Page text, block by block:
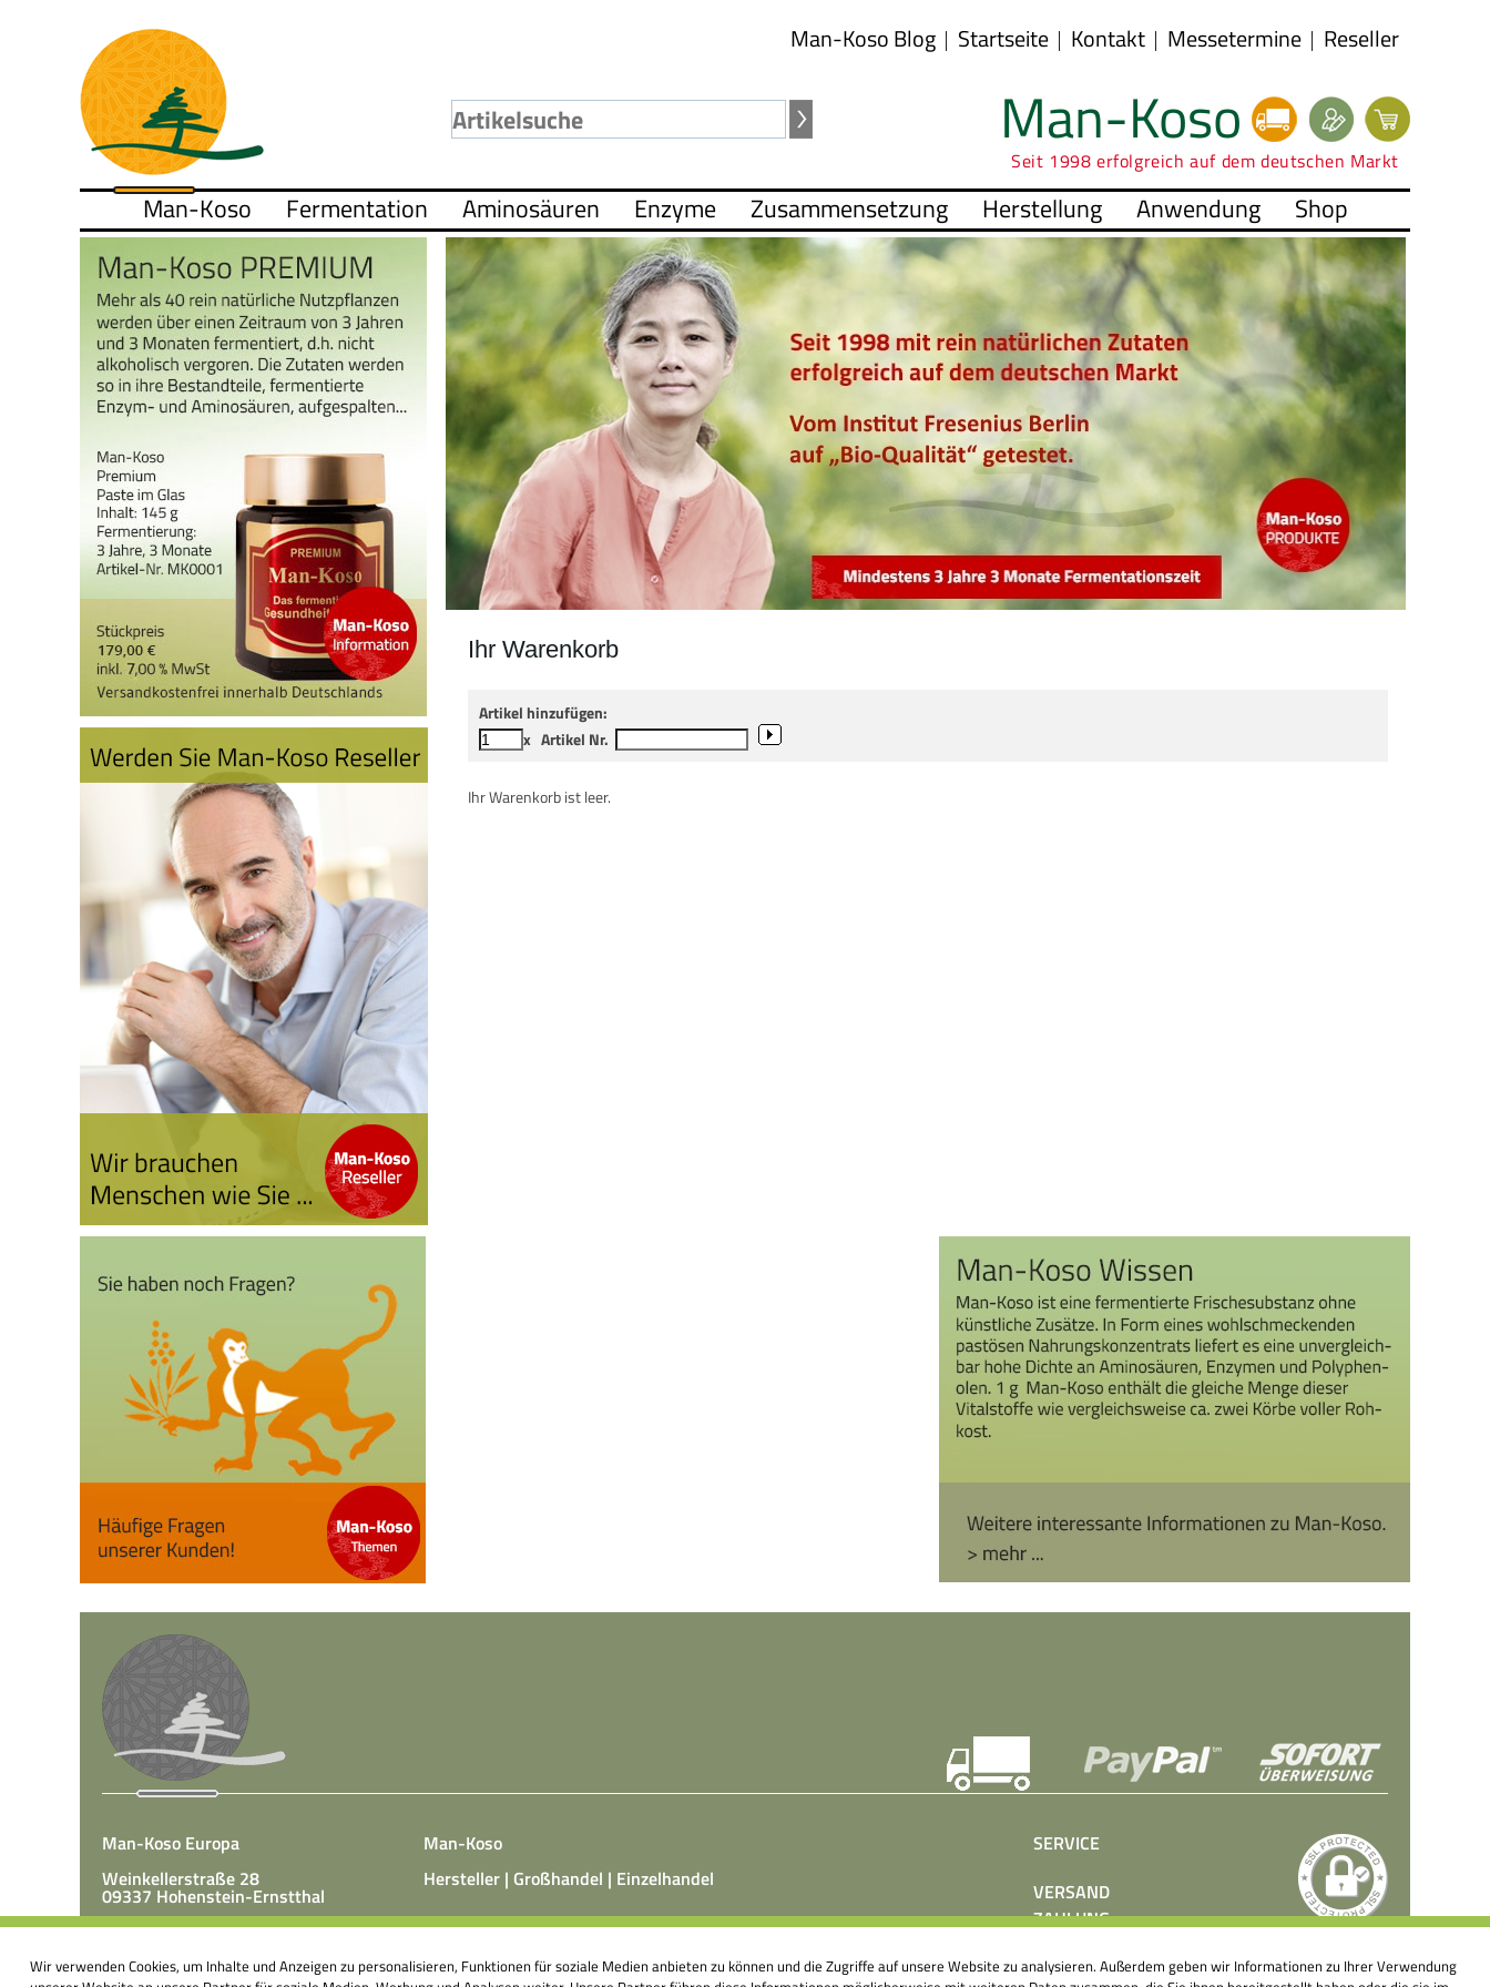
Man-Koso Blog Startseite Kontakt Messetermine Reseller
Man-Koso
Seit 1998 erfolgreich auf dem deutschen Markt
Man-Koso Fermentation Aminosäuren Enzyme Zusammensetzung Herstellung Anwendung Shop
Ihr Warenkorb
Artikel hinzufügen:
x Artikel Nr.
Ihr Warenkorb ist leer.
Man-Koso Europa
Weinkellerstraße 28
09337 Hohenstein-Ernstthal
Tel.: +49(0)3723 65 89 50
Man-Koso
Hersteller | Großhandel | Einzelhandel
unter Zusatz von Hefepilzen, Milchsäurebakterien in klimatisierten
SERVICE
VERSAND
ZAHLUNG
PRESSE
Wir verwenden Cookies, um Inhalte und Anzeigen zu personalisieren, Funktionen für soziale Medien anbieten zu können und die Zugriffe auf unsere Website zu analysieren. Außerdem geben wir Informationen zu Ihrer Verwendung